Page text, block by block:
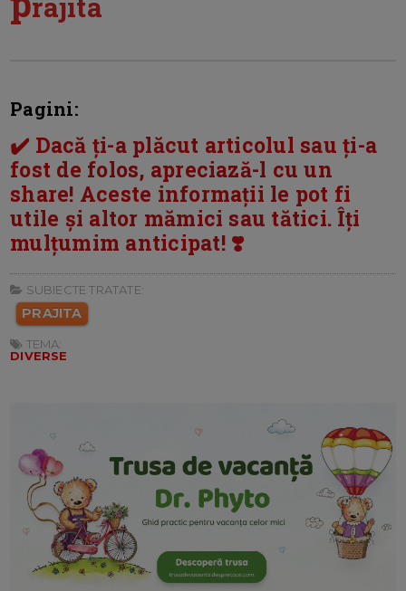
Pagini:
✔️ Dacă ți-a plăcut articolul sau ți-a
fost de folos, apreciază-l cu un
share! Aceste informații le pot fi
utile și altor mămici sau tătici. Îți
mulțumim anticipat! ❣️
SUBIECTE TRATATE:
PRAJITA
TEMA:
DIVERSE